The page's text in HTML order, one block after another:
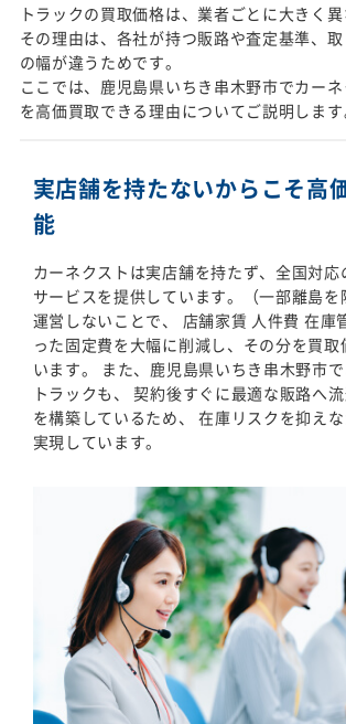
トラックの買取価格は、業者ごとに大きく異
その理由は、各社が持つ販路や査定基準、
の幅が違うためです。
ここでは、鹿児島県いちき串木野市でカー
を高価買取できる理由についてご説明します
実店舗を持たないからこそ高
能
カーネクストは実店舗を持たず、全国対応
サービスを提供しています。（一部離島を
運営しないことで、 店舗家賃 人件費 在庫
った固定費を大幅に削減し、その分を買取
います。 また、鹿児島県いちき串木野市
トラックも、 契約後すぐに最適な販路へ
を構築しているため、 在庫リスクを抑え
実現しています。